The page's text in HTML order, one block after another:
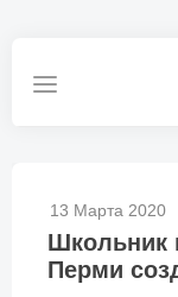
13 Марта 2020
Школьник
Перми